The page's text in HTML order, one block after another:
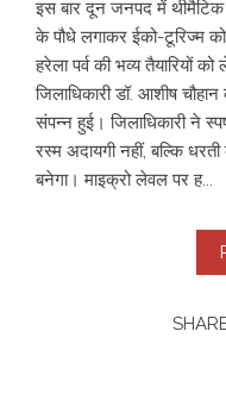
इस बार दून जनपद में थीमैटिक
के पौधे लगाकर ईको-टूरिज्म
हरेला पर्व की भव्य तैयारियों
जिलाधिकारी डॉ. आशीष
संपन्न हुई। जिलाधिकारी ने
रस्म अदायगी नहीं, बल्कि
बनेगा। माइक्रो लेवल पर ह...